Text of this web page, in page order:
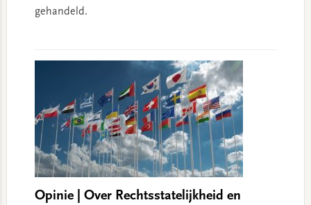
gehandeld.
Opinie | Over Rechtsstatelijkheid en